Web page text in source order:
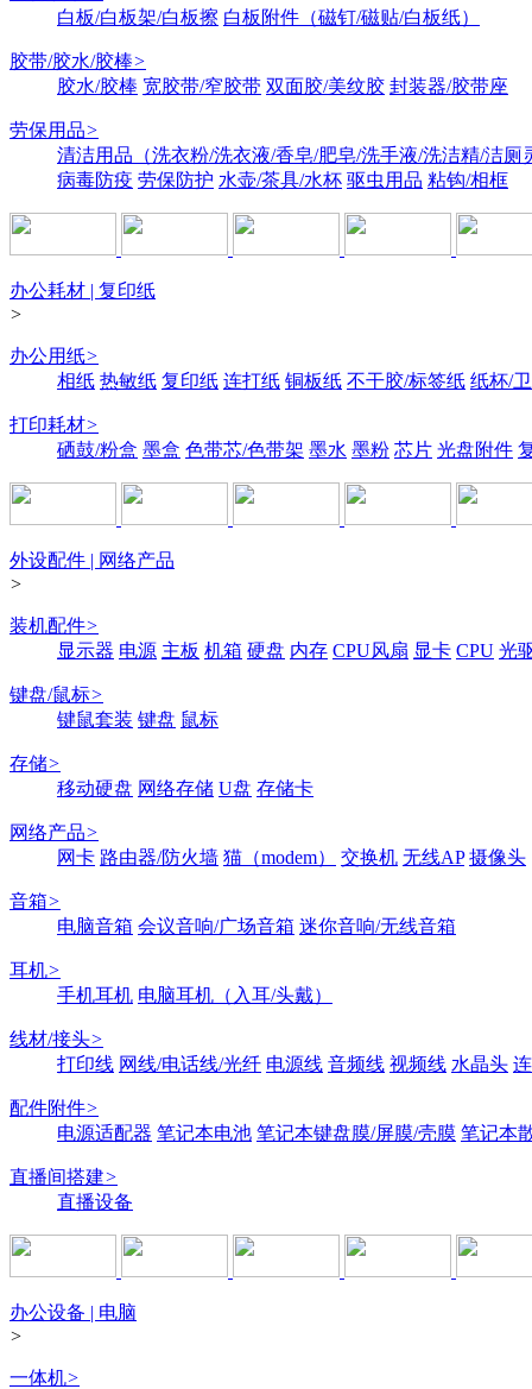
白板/白板架/白板擦 白板附件（磁钉/磁贴/白板纸）
胶带/胶水/胶棒>
胶水/胶棒 宽胶带/窄胶带 双面胶/美纹胶 封装器/胶带座
劳保用品>
清洁用品（洗衣粉/洗衣液/香皂/肥皂/洗手液/洗洁精/洁厕
病毒防疫 劳保防护 水壶/茶具/水杯 驱虫用品 粘钩/相框
办公耗材 | 复印纸
>
办公用纸>
相纸 热敏纸 复印纸 连打纸 铜板纸 不干胶/标签纸 纸杯/
打印耗材>
硒鼓/粉盒 墨盒 色带芯/色带架 墨水 墨粉 芯片 光盘附件
外设配件 | 网络产品
>
装机配件>
显示器 电源 主板 机箱 硬盘 内存 CPU风扇 显卡 CPU 光
键盘/鼠标>
键鼠套装 键盘 鼠标
存储>
移动硬盘 网络存储 U盘 存储卡
网络产品>
网卡 路由器/防火墙 猫（modem） 交换机 无线AP 摄像头
音箱>
电脑音箱 会议音响/广场音箱 迷你音响/无线音箱
耳机>
手机耳机 电脑耳机（入耳/头戴）
线材/接头>
打印线 网线/电话线/光纤 电源线 音频线 视频线 水晶头
配件附件>
电源适配器 笔记本电池 笔记本键盘膜/屏膜/壳膜 笔记本
直播间搭建>
直播设备
办公设备 | 电脑
>
一体机>